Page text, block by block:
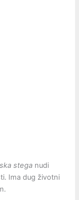
stega nudi
Ima dug životni